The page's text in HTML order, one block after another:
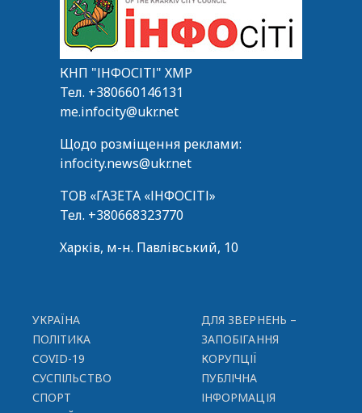
КНП "ІНФОСІТІ" ХМР
Тел. +380660146131
me.infocity@ukr.net
Щодо розміщення реклами:
infocity.news@ukr.net
ТОВ «ГАЗЕТА «ІНФОСІТІ»
Тел. +380668323770
Харків, м-н. Павлівський, 10
УКРАЇНА
ПОЛІТИКА
COVID-19
СУСПІЛЬСТВО
СПОРТ
ДЛЯ ЗВЕРНЕНЬ –
ЗАПОБІГАННЯ
КОРУПЦІЇ
ПУБЛІЧНА
ІНФОРМАЦІЯ